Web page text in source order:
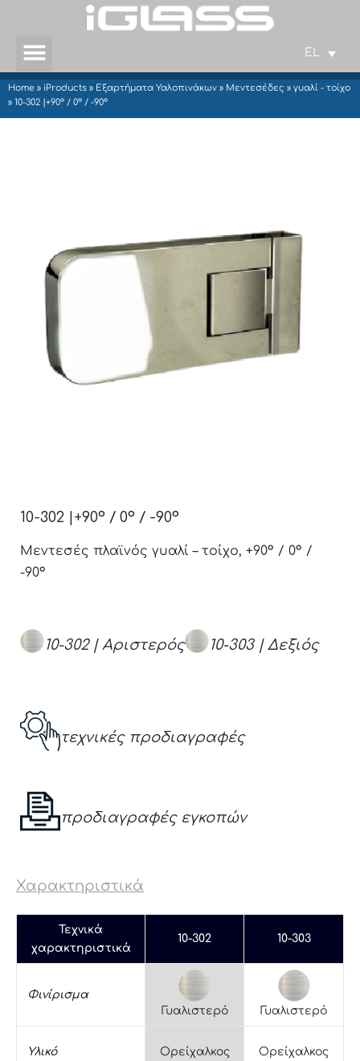
EL
Home » iProducts » Εξαρτήματα Υαλοπινάκων » Μεντεσέδες » γυαλί - τοίχο
» 10-302 |+90° / 0° / -90°
10-302 |+90° / 0° / -90°
Μεντεσές πλαϊνός γυαλί – τοίχο, +90° / 0° /
-90°
10-302 | Αριστερός 10-303 | Δεξιός
τεχνικές προδιαγραφές
προδιαγραφές εγκοπών
Χαρακτηριστικά
Τεχνικά
χαρακτηριστικά
10-302 10-303
Φινίρισμα
Γυαλιστερό
Γυαλιστερό
Υλικό Ορείχαλκος Ορείχαλκος